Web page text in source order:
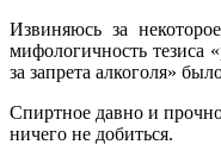
Извиняюсь за
мифологичность тезиса
за запрета алкоголя»
Спиртное давно и
ничего не добиться.